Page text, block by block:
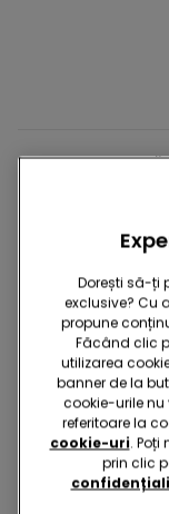
LENJERIE INTIMĂ
ÎMBRĂCĂMINTE
COSTUME DE
Bună! Să
Dorești să-ți
exclusive? Cu
propune
Făcând clic
utilizarea
banner de la
cookie-urile nu
referitoare la
cookie-uri. Poți
prin clic